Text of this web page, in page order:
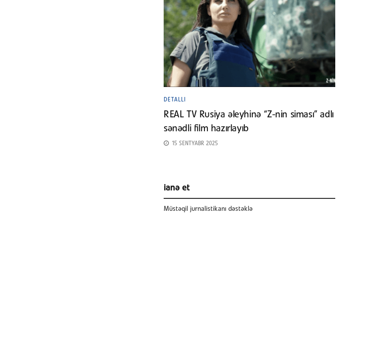
DETALLI
REAL TV Rusiya əleyhinə “Z-nin siması” adlı
sənədli film hazırlayıb
15 SENTYABR 2025
ianə et
Müstəqil jurnalistikanı dəstəklə